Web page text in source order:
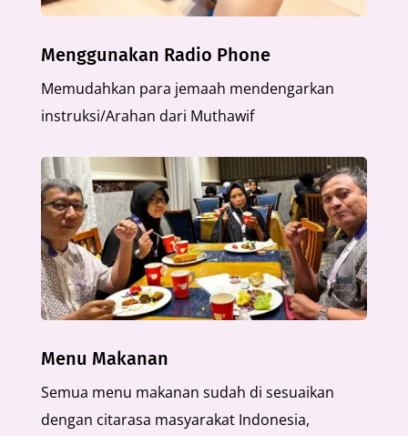
Menggunakan Radio Phone
Memudahkan para jemaah mendengarkan
instruksi/Arahan dari Muthawif
Menu Makanan
Semua menu makanan sudah di sesuaikan
dengan citarasa masyarakat Indonesia,